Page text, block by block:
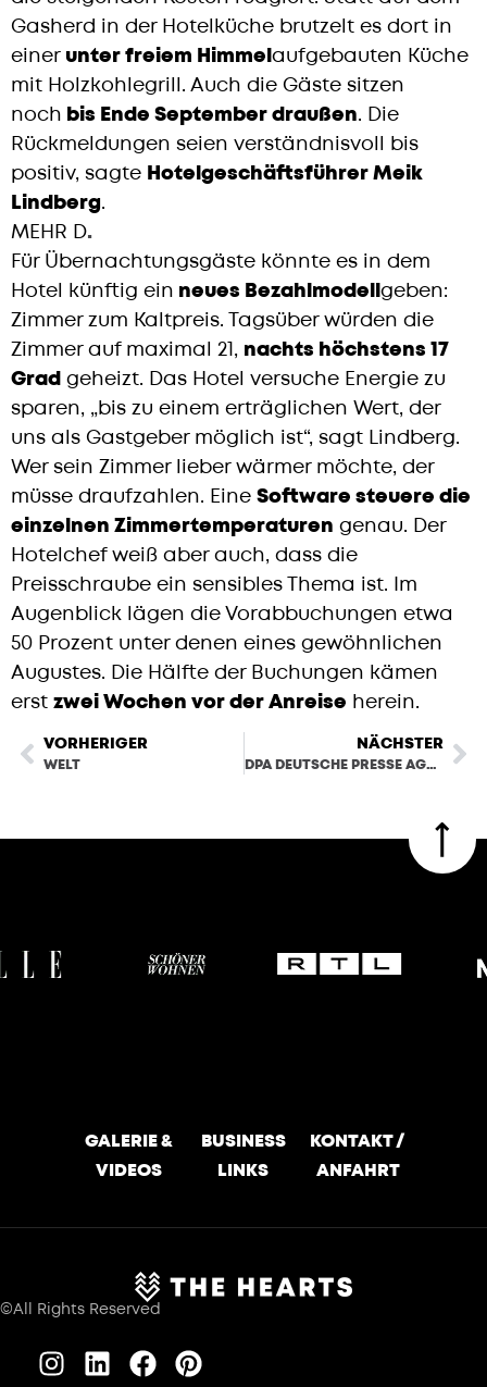
Gasherd in der Hotelküche brutzelt es dort in
einer unter freiem Himmelaufgebauten Küche
mit Holzkohlegrill. Auch die Gäste sitzen
noch bis Ende September draußen. Die
Rückmeldungen seien verständnisvoll bis
positiv, sagte Hotelgeschäftsführer Meik
Lindberg.
MEHR D.
Für Übernachtungsgäste könnte es in dem
Hotel künftig ein neues Bezahlmodellgeben:
Zimmer zum Kaltpreis. Tagsüber würden die
Zimmer auf maximal 21, nachts höchstens 17
Grad geheizt. Das Hotel versuche Energie zu
sparen, „bis zu einem erträglichen Wert, der
uns als Gastgeber möglich ist“, sagt Lindberg.
Wer sein Zimmer lieber wärmer möchte, der
müsse draufzahlen. Eine Software steuere die
einzelnen Zimmertemperaturen genau. Der
Hotelchef weiß aber auch, dass die
Preisschraube ein sensibles Thema ist. Im
Augenblick lägen die Vorabbuchungen etwa
50 Prozent unter denen eines gewöhnlichen
Augustes. Die Hälfte der Buchungen kämen
erst zwei Wochen vor der Anreise herein.
VORHERIGER
WELT
NÄCHSTER
DPA DEUTSCHE PRESSE AGENTUR
GALERIE &
VIDEOS
BUSINESS
LINKS
KONTAKT /
ANFAHRT
©All Rights Reserved